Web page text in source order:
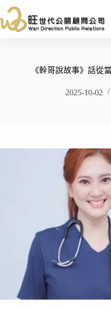
至
主
《幹哥說故事》話從
2025-10-02